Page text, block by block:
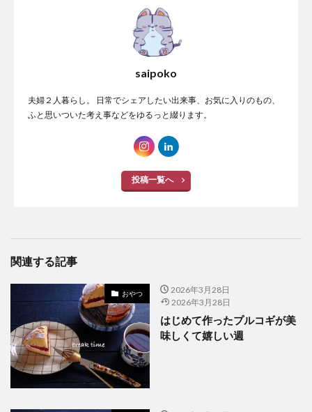
saipoko
夫婦２人暮らし。 日常でシェアしたい出来事、お気に入りのもの、
ふと思いついた考え事などをゆるっと綴ります。
投稿一覧へ
関連する記事
おやつ
2026年3月28日
2026年3月28日
はじめて作ったプルコギが美
味しくて嬉しい週